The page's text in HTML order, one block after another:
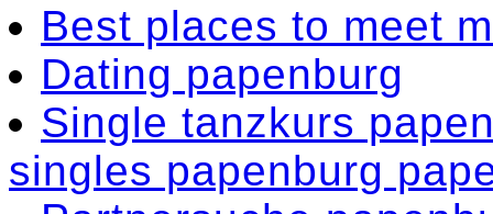
Best places to meet
Dating papenburg
Single tanzkurs
singles papenburg